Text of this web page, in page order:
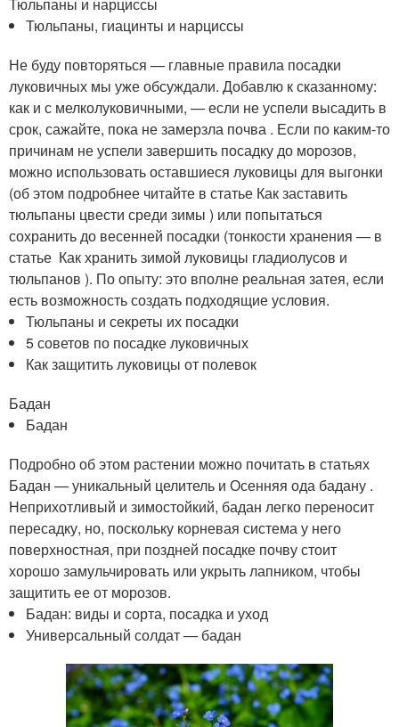
Тюльпаны, гиацинты и нарциссы
Не буду повторяться — главные правила посадки
луковичных мы уже обсуждали. Добавлю к сказанному:
как и с мелколуковичными, — если не успели высадить в
срок, сажайте, пока не замерзла почва . Если по каким-то
причинам не успели завершить посадку до морозов,
можно использовать оставшиеся луковицы для выгонки
(об этом подробнее читайте в статье Как заставить
тюльпаны цвести среди зимы ) или попытаться
сохранить до весенней посадки (тонкости хранения — в
статье Как хранить зимой луковицы гладиолусов и
тюльпанов ). По опыту: это вполне реальная затея, если
есть возможность создать подходящие условия.
Тюльпаны и секреты их посадки
5 советов по посадке луковичных
Как защитить луковицы от полевок
Бадан
Бадан
Подробно об этом растении можно почитать в статьях
Бадан — уникальный целитель и Осенняя ода бадану .
Неприхотливый и зимостойкий, бадан легко переносит
пересадку, но, поскольку корневая система у него
поверхностная, при поздней посадке почву стоит
хорошо замульчировать или укрыть лапником, чтобы
защитить ее от морозов.
Бадан: виды и сорта, посадка и уход
Универсальный солдат — бадан